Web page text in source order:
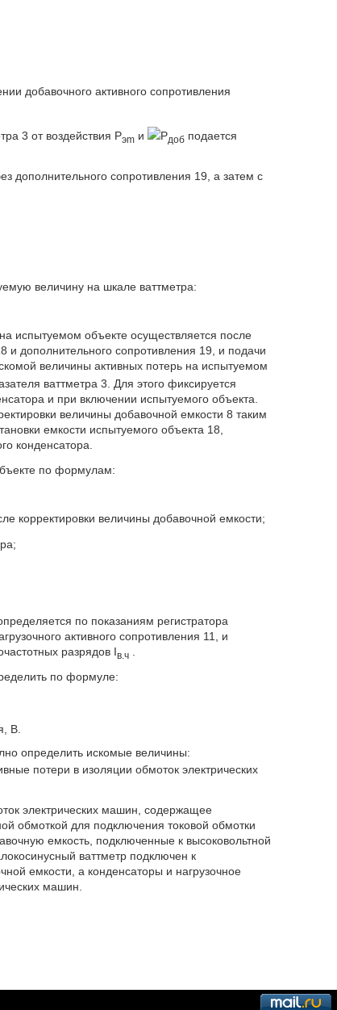
добавочного активного сопротивления
3 от воздействия Рэm и Рдоб подается
дополнительного сопротивления 19, а затем с
величину на шкале ваттметра:
испытуемом объекте осуществляется после
и дополнительного сопротивления 19, и подачи
величины активных потерь на испытуемом
ваттметра 3. Для этого фиксируется
и при включении испытуемого объекта.
величины добавочной емкости 8 таким
емкости испытуемого объекта 18,
конденсатора.
по формулам:
корректировки величины добавочной емкости;
по показаниям регистратора
активного сопротивления 11, и
разрядов Iв.ч.
по формуле:
В.
определить искомые величины:
потери в изоляции обмоток электрических
электрических машин, содержащее
обмоткой для подключения токовой обмотки
емкость, подключенные к высоковольтной
ваттметр подключен к
емкости, а конденсаторы и нагрузочное
машин.